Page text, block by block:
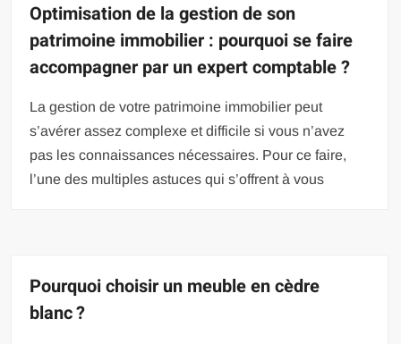
Optimisation de la gestion de son
patrimoine immobilier : pourquoi se faire
accompagner par un expert comptable ?
La gestion de votre patrimoine immobilier peut
s’avérer assez complexe et difficile si vous n’avez
pas les connaissances nécessaires. Pour ce faire,
l’une des multiples astuces qui s’offrent à vous
Pourquoi choisir un meuble en cèdre
blanc ?